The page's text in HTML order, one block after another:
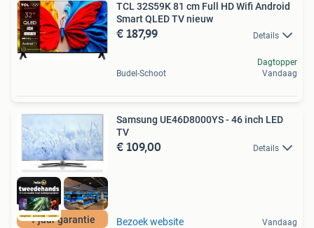
TCL 32S59K 81 cm Full HD Wifi Android
Smart QLED TV nieuw
€ 187,99 Details
Budel-Schoot
Dagtopper
Vandaag
1 jaar garantie
Samsung UE46D8000YS - 46 inch LED
TV
€ 109,00 Details
Bezoek website Vandaag